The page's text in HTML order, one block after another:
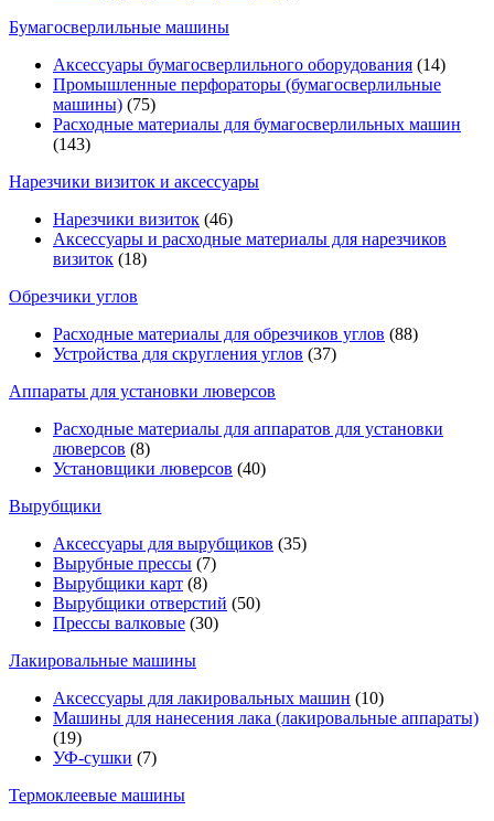
Бумагосверлильные машины
Аксессуары бумагосверлильного оборудования (14)
Промышленные перфораторы (бумагосверлильные
машины) (75)
Расходные материалы для бумагосверлильных машин
(143)
Нарезчики визиток и аксессуары
Нарезчики визиток (46)
Аксессуары и расходные материалы для нарезчиков
визиток (18)
Обрезчики углов
Расходные материалы для обрезчиков углов (88)
Устройства для скругления углов (37)
Аппараты для установки люверсов
Расходные материалы для аппаратов для установки
люверсов (8)
Установщики люверсов (40)
Вырубщики
Аксессуары для вырубщиков (35)
Вырубные прессы (7)
Вырубщики карт (8)
Вырубщики отверстий (50)
Прессы валковые (30)
Лакировальные машины
Аксессуары для лакировальных машин (10)
Машины для нанесения лака (лакировальные аппараты)
(19)
УФ-сушки (7)
Термоклеевые машины